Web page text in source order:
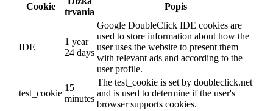
Cookie
trvania
Popis
IDE
1 year
24 days
Google DoubleClick IDE cookies are
used to store information about how the
user uses the website to present them
with relevant ads and according to the
user profile.
test_cookie
15
minutes
The test_cookie is set by doubleclick.net
and is used to determine if the user's
browser supports cookies.